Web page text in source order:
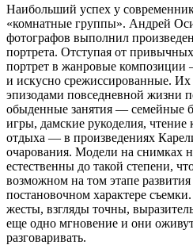
Наибольший успех у
«комнатные группы». Андрей
фотографов выполнил
портрета. Отступая от
портрет в жанровые
и искусно срежиссированные.
эпизодами повседневной жизни
обыденные занятия — семейные
игры, дамские рукоделия,
отдыха — в произведениях
очарования. Модели на снимках
естественны до такой степени,
возможном на том этапе
постановочном характере
жесты, взгляды точны,
еще одно мгновение и они
разговаривать.